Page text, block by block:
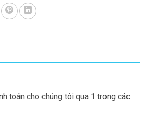
toán cho chúng tôi qua 1 trong các